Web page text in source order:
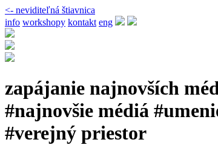
<- neviditeľná štiavnica
info workshopy kontakt eng
zapájanie najnovších
#najnovšie médiá
#verejný priestor